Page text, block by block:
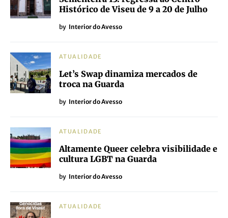
Histórico de Viseu de 9 a 20 de Julho
by Interior do Avesso
ATUALIDADE
Let’s Swap dinamiza mercados de
troca na Guarda
by Interior do Avesso
ATUALIDADE
Altamente Queer celebra visibilidade e
cultura LGBT na Guarda
by Interior do Avesso
ATUALIDADE